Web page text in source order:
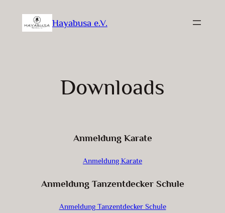
Inhalt
Hayabusa e.V.
Downloads
Anmeldung Karate
Anmeldung Karate
Anmeldung Tanzentdecker Schule
Anmeldung Tanzentdecker Schule